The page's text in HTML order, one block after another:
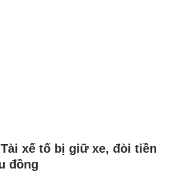
xế tố bị giữ xe, đòi tiền
đồng